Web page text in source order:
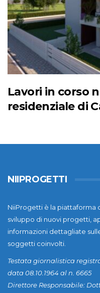
Lavori in corso
residenziale di
NIIPROGETTI
NiiProgetti è la piattaforma
sviluppo di nuovi progetti,
informazioni dettagliate
soggetti coinvolti.
Testata giornalistica
data 08.10.1964 al n. 6665
Direttore Responsabile: